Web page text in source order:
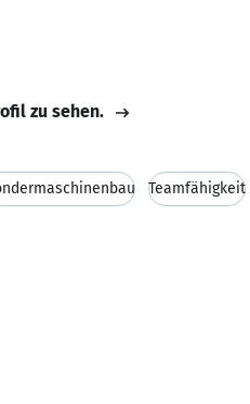
zu sehen.
Teamfähigkeit